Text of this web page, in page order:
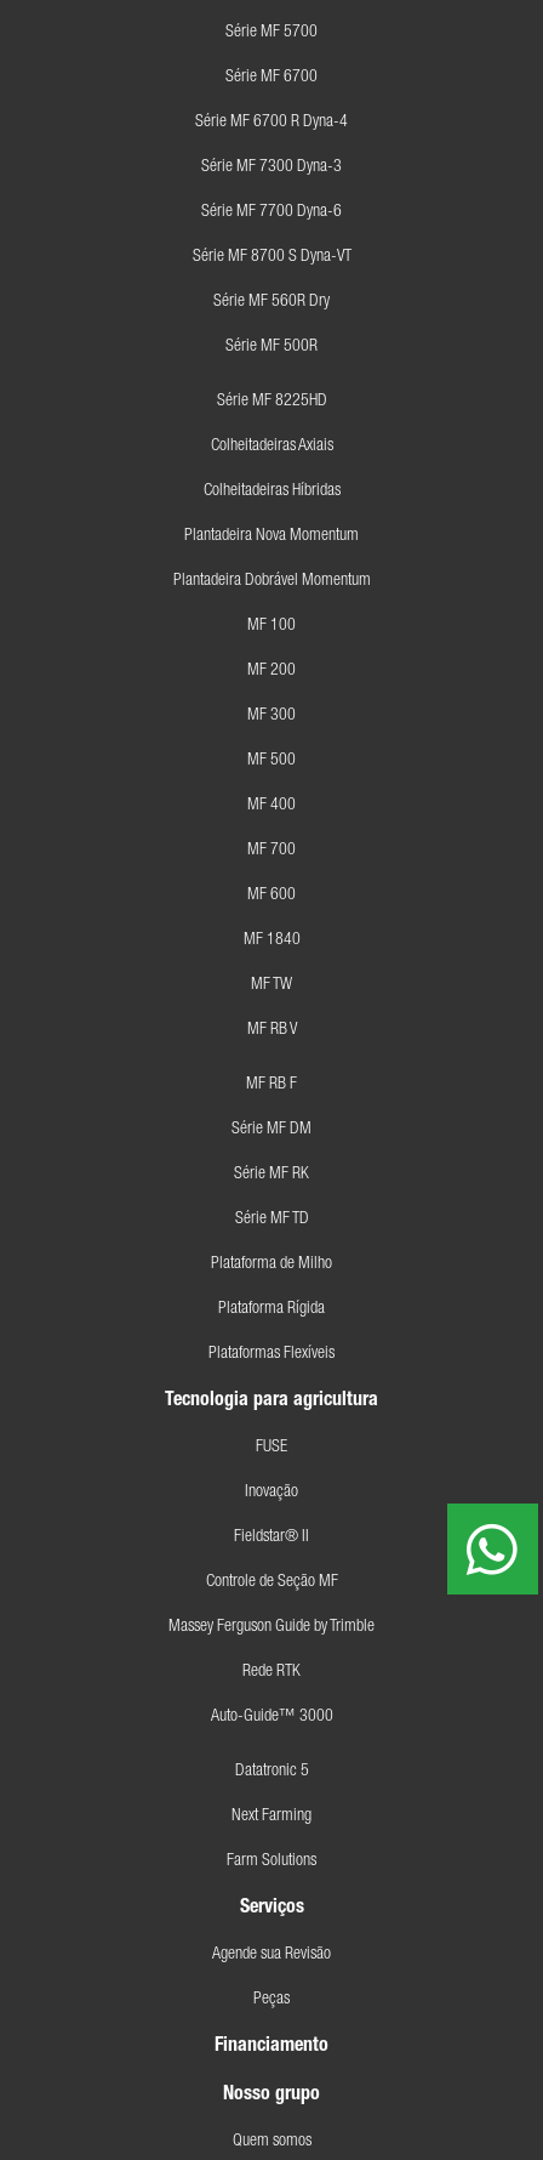
Série MF 5700
Série MF 6700
Série MF 6700 R Dyna-4
Série MF 7300 Dyna-3
Série MF 7700 Dyna-6
Série MF 8700 S Dyna-VT
Série MF 560R Dry
Série MF 500R
Série MF 8225HD
Colheitadeiras Axiais
Colheitadeiras Híbridas
Plantadeira Nova Momentum
Plantadeira Dobrável Momentum
MF 100
MF 200
MF 300
MF 500
MF 400
MF 700
MF 600
MF 1840
MF TW
MF RB V
MF RB F
Série MF DM
Série MF RK
Série MF TD
Plataforma de Milho
Plataforma Rígida
Plataformas Flexíveis
Tecnologia para agricultura
FUSE
Inovação
Fieldstar® II
Controle de Seção MF
Massey Ferguson Guide by Trimble
Rede RTK
Auto-Guide™ 3000
Datatronic 5
Next Farming
Farm Solutions
Serviços
Agende sua Revisão
Peças
Financiamento
Nosso grupo
Quem somos